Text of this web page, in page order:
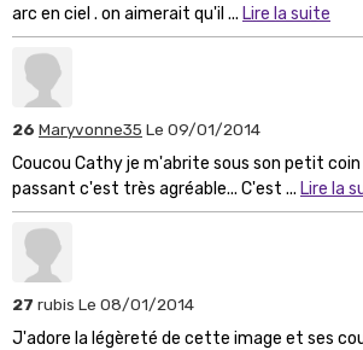
arc en ciel . on aimerait qu'il ... Lire la suite
26 Maryvonne35 Le 09/01/2014
Coucou Cathy je m'abrite sous son petit coin
passant c'est très agréable... C'est ... Lire la
27 rubis Le 08/01/2014
J'adore la légèreté de cette image et ses